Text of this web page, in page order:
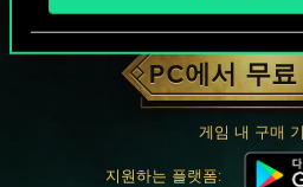
궨트 한 판 어
PC에서 무
게임 내 구매
지원하는 플랫폼: